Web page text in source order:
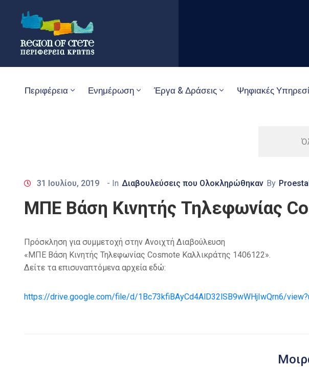
Περιφέρεια Ενημέρωση Έργα & Δράσεις Ψηφιακές
31 Ιουλίου, 2019 - In Διαβουλεύσεις που Ολοκληρώθηκαν By
ΜΠΕ Βάση Κινητής Τηλεφωνίας
Πρόσκληση για συμμετοχή στην Ανοιχτή Διαβούλευση
«ΜΠΕ Βάση Κινητής Τηλεφωνίας Cosmote Καλλικράτης 1406122».
Δείτε τα επισυναπτόμενα αρχεία εδώ:
https://drive.google.com/file/d/1Bc73kfiBAyCd4AlD32lSB9wWHjIwQrn6/